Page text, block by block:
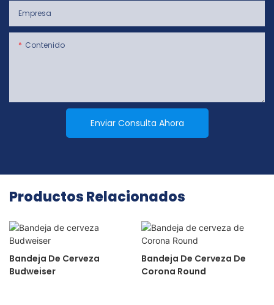
Empresa
Contenido
Enviar Consulta Ahora
Productos Relacionados
Bandeja De Cerveza
Budweiser
Bandeja De Cerveza De
Corona Round